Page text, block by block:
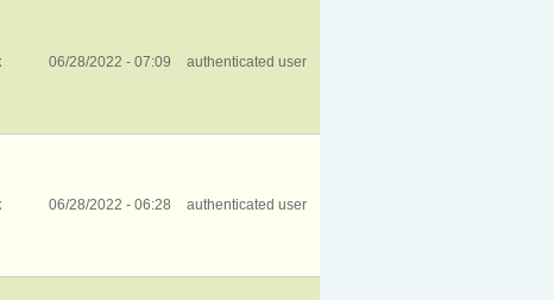
06/28/2022 - 07:09 authenticated user
06/28/2022 - 06:28 authenticated user